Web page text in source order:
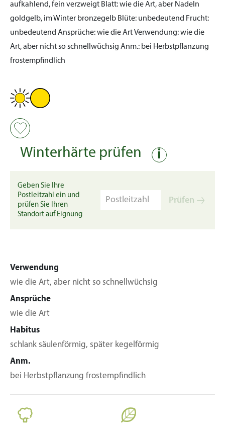
aufkahlend, fein verzweigt Blatt:wie die Art, aber Nadeln
goldgelb, im Winter bronzegelb Blüte: unbedeutend Frucht:
unbedeutend Ansprüche:wie die ArtVerwendung:wie die
Art, aber nicht so schnellwüchsig Anm.: bei Herbstpflanzung
frostempfindlich
Winterhärte prüfen i
Geben Sie Ihre
Postleitzahl ein und
prüfen Sie Ihren
Standort auf Eignung
Prüfen
Verwendung
wie die Art, aber nicht so schnellwüchsig
Ansprüche
wie die Art
Habitus
schlank säulenförmig, später kegelförmig
Anm.
bei Herbstpflanzung frostempfindlich